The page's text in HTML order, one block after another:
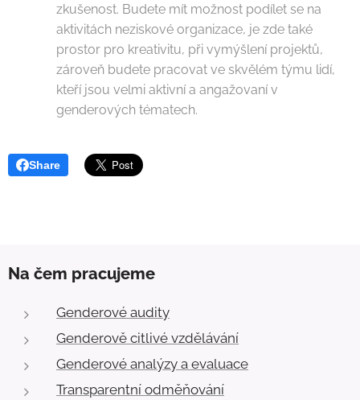
zkušenost. Budete mít možnost podílet se na
aktivitách neziskové organizace, je zde také
prostor pro kreativitu, při vymýšlení projektů,
zároveň budete pracovat ve skvělém týmu lidí,
kteří jsou velmi aktivní a angažovaní v
genderových tématech.
Share
Na čem pracujeme
Genderové audity
Genderově citlivé vzdělávání
Genderové analýzy a evaluace
Transparentní odměňování